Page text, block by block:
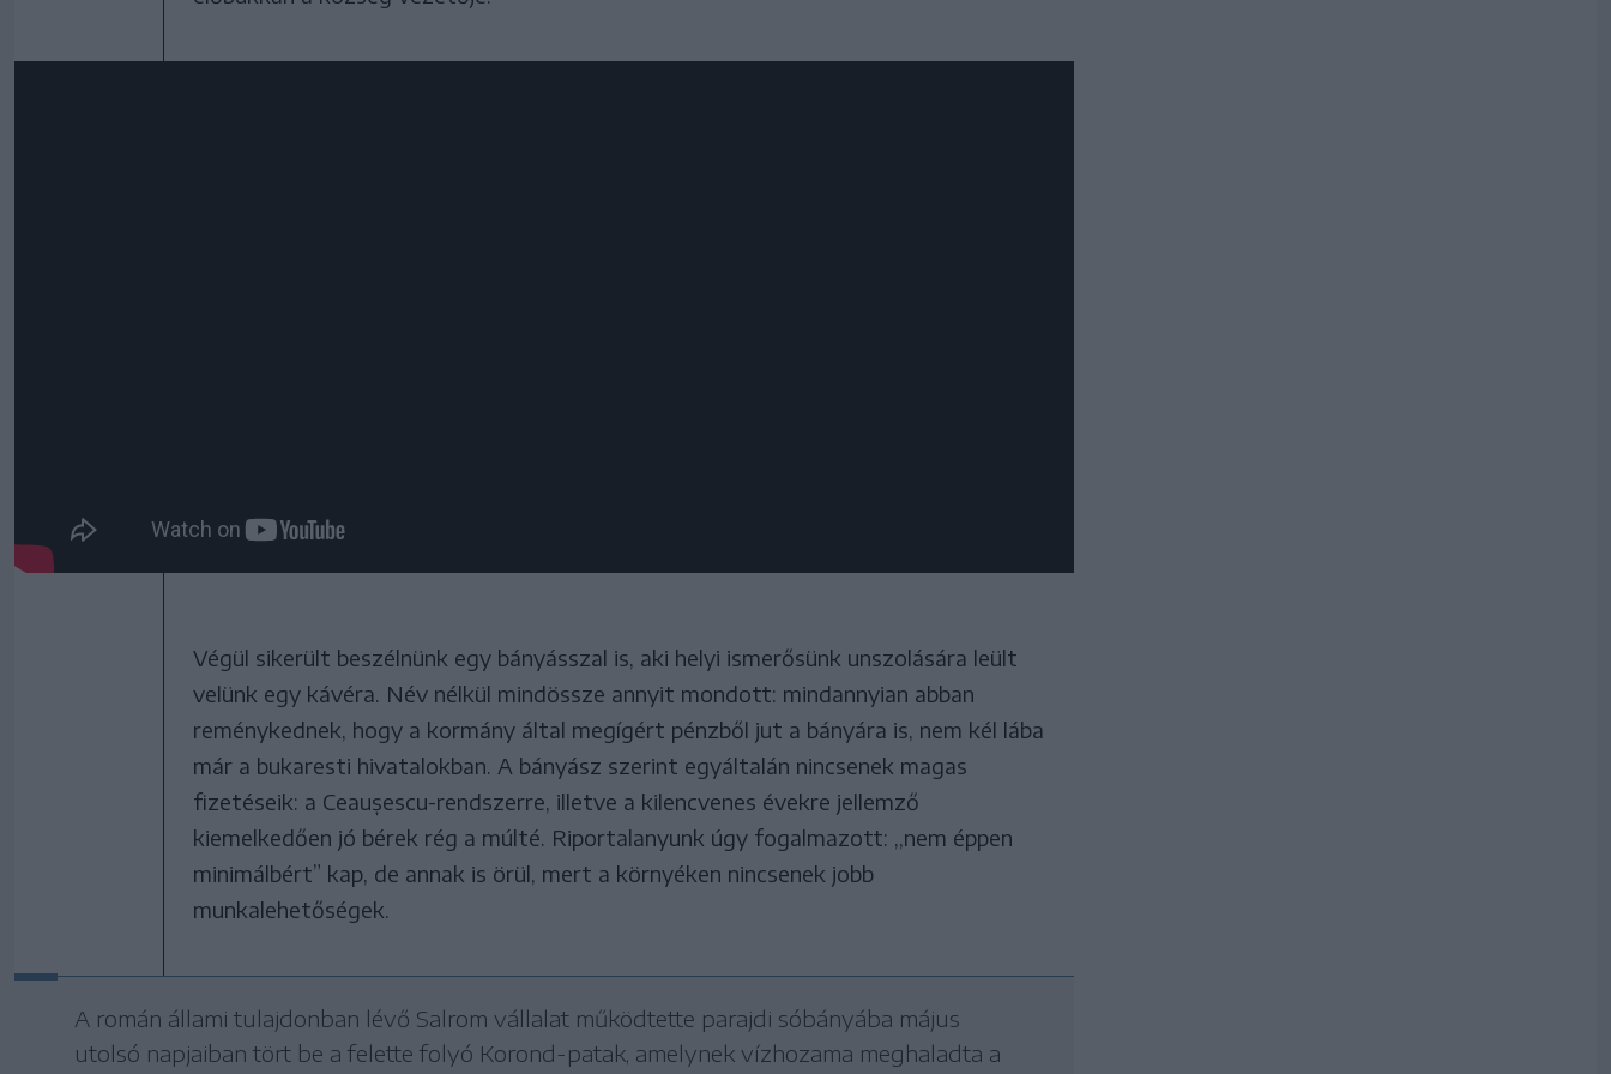
Végül sikerült beszélnünk egy bányásszal is, aki helyi ismerősünk unszolására leült
velünk egy kávéra. Név nélkül mindössze annyit mondott: mindannyian abban
reménykednek, hogy a kormány által megígért pénzből jut a bányára is, nem kél lába
már a bukaresti hivatalokban. A bányász szerint egyáltalán nincsenek magas
fizetéseik: a Ceaușescu-rendszerre, illetve a kilencvenes évekre jellemző
kiemelkedően jó bérek rég a múlté. Riportalanyunk úgy fogalmazott: ,,nem éppen
minimálbért” kap, de annak is örül, mert a környéken nincsenek jobb
munkalehetőségek.
A román állami tulajdonban lévő Salrom vállalat működtette parajdi sóbányába május
utolsó napjaiban tört be a felette folyó Korond-patak, amelynek vízhozama meghaladta a